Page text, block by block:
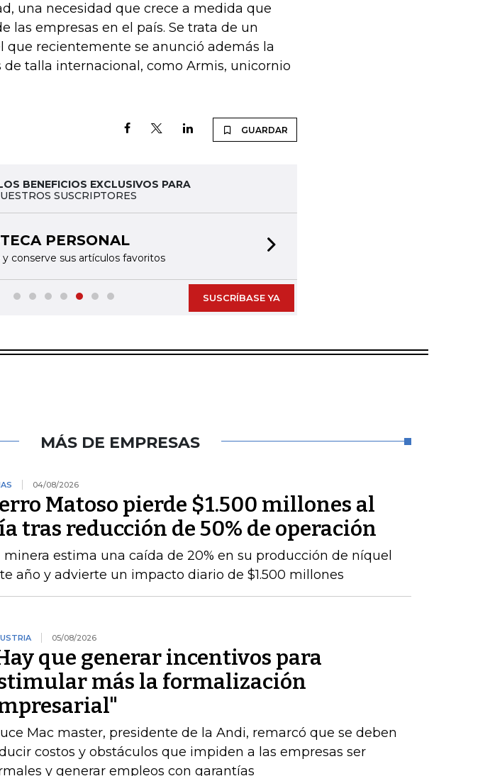
una necesidad que crece a medida que
las empresas en el país. Se trata de un
que recientemente se anunció además la
de talla internacional, como Armis, unicornio
GUARDAR
BENEFICIOS EXCLUSIVOS PARA
SUSCRIPTORES
PERSONAL
conserve sus artículos favoritos
SUSCRÍBASE YA
MÁS DE EMPRESAS
04/08/2026
Matoso pierde $1.500 millones al
tras reducción de 50% de operación
minera estima una caída de 20% en su producción de níquel
año y advierte un impacto diario de $1.500 millones
05/08/2026
que generar incentivos para
más la formalización
Mac master, presidente de la Andi, remarcó que se deben
costos y obstáculos que impiden a las empresas ser
y generar empleos con garantías